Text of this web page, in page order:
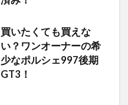
買いたくても買えな
い？ワンオーナーの希
少なポルシェ997後期
GT3！